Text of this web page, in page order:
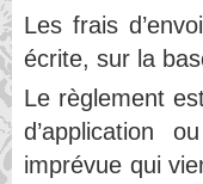
Les frais
écrite, sur la
Le règlement
d’application
imprévue qui